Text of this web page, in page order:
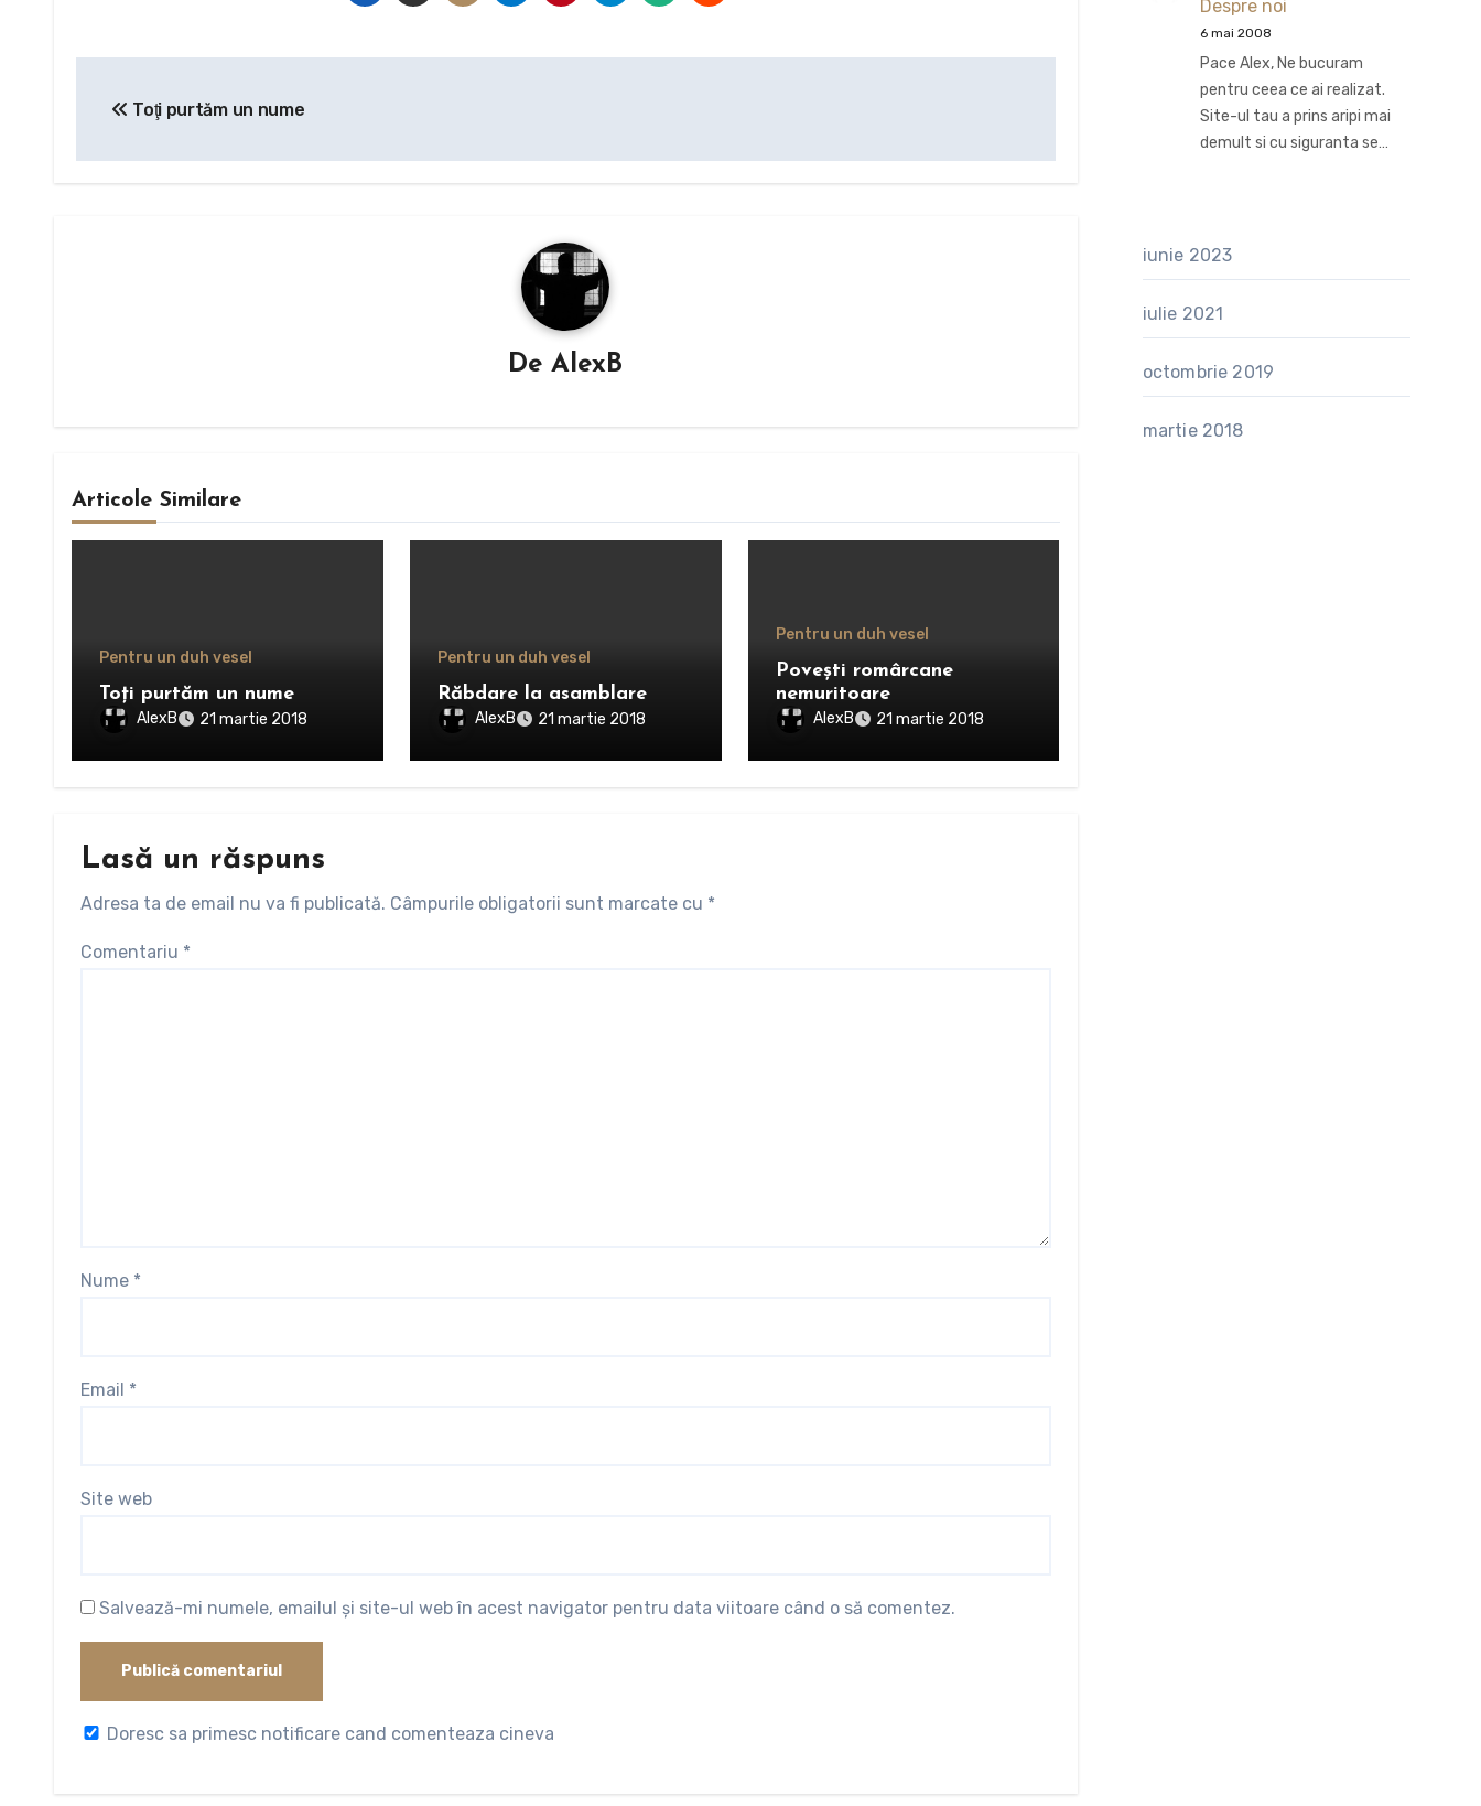
articole
Toţi purtăm un nume
DeAlexB
Articole Similare
Pentru un duh vesel
Toţi purtăm un nume
AlexB 21 martie 2018
Pentru un duh vesel
Răbdare la asamblare
AlexB 21 martie 2018
Pentru un duh vesel
Poveşti romârcane
nemuritoare
AlexB 21 martie 2018
Lasă un răspuns
Adresa ta de email nu va fi publicată. Câmpurile obligatorii sunt marcate cu *
Comentariu *
Nume *
Email *
Site web
Salvează-mi numele, emailul și site-ul web în acest navigator pentru data viitoare când o să comentez.
Doresc sa primesc notificare cand comenteaza cineva
Despre noi
6 mai 2008
Pace Alex, Ne bucuram
pentru ceea ce ai realizat.
Site-ul tau a prins aripi mai
demult si cu siguranta se…
iunie 2023
iulie 2021
octombrie 2019
martie 2018